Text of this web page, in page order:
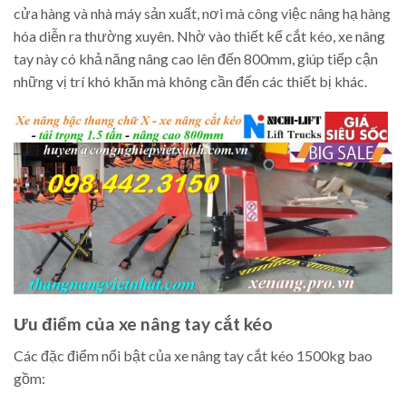
cửa hàng và nhà máy sản xuất, nơi mà công việc nâng hạ hàng
hóa diễn ra thường xuyên. Nhờ vào thiết kế cắt kéo, xe nâng
tay này có khả năng nâng cao lên đến 800mm, giúp tiếp cận
những vị trí khó khăn mà không cần đến các thiết bị khác.
Ưu điểm của xe nâng tay cắt kéo
Các đặc điểm nổi bật của xe nâng tay cắt kéo 1500kg bao
gồm: